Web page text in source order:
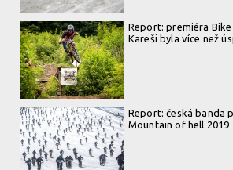
Report: premiéra Bike
Kareši byla více než
Report: česká banda
Mountain of hell 2019